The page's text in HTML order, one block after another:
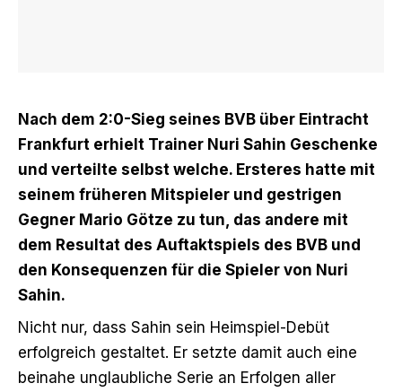
Nach dem 2:0-Sieg seines BVB über Eintracht
Frankfurt erhielt Trainer Nuri Sahin Geschenke
und verteilte selbst welche. Ersteres hatte mit
seinem früheren Mitspieler und gestrigen
Gegner Mario Götze zu tun, das andere mit
dem Resultat des Auftaktspiels des BVB und
den Konsequenzen für die Spieler von Nuri
Sahin.
Nicht nur, dass Sahin sein Heimspiel-Debüt
erfolgreich gestaltet. Er setzte damit auch eine
beinahe unglaubliche Serie an Erfolgen aller